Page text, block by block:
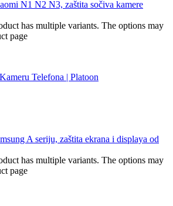
has multiple variants. The options may
page
Telefona | Platoon
has multiple variants. The options may
page